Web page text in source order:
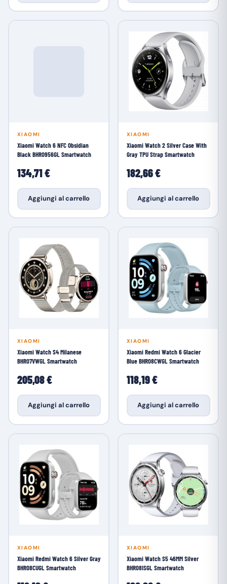
XIAOMI
Xiaomi Watch 6 NFC Obsidian
Black BHR0956GL Smartwatch
134,71 €
Aggiungi al carrello
XIAOMI
Xiaomi Watch 2 Silver Case With
Gray TPU Strap Smartwatch
182,66 €
Aggiungi al carrello
XIAOMI
Xiaomi Watch S4 Milanese
BHR07VWGL Smartwatch
205,08 €
Aggiungi al carrello
XIAOMI
Xiaomi Redmi Watch 6 Glacier
Blue BHR08CWGL Smartwatch
118,19 €
Aggiungi al carrello
XIAOMI
Xiaomi Redmi Watch 6 Silver Gray
BHR08CUGL Smartwatch
XIAOMI
Xiaomi Watch S5 46MM Silver
BHR08ISGL Smartwatch